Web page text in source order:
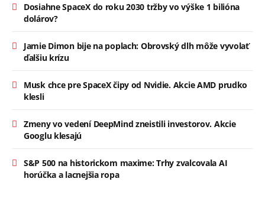
Dosiahne SpaceX do roku 2030 tržby vo výške 1 bilióna
dolárov?
Jamie Dimon bije na poplach: Obrovský dlh môže vyvolať
ďalšiu krízu
Musk chce pre SpaceX čipy od Nvidie. Akcie AMD prudko
klesli
Zmeny vo vedení DeepMind zneistili investorov. Akcie
Googlu klesajú
S&P 500 na historickom maxime: Trhy zvalcovala AI
horúčka a lacnejšia ropa